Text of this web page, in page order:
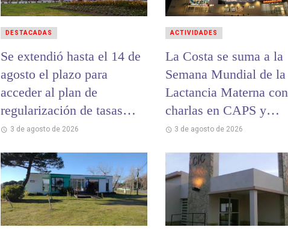
Se extendió hasta el 14 de
agosto el plazo para
acceder al plan de
regularización de tasas
municipales
3 de agosto de 2026
DESTACADAS
La Costa se suma a la
Semana Mundial de la
Lactancia Materna con
charlas en CAPS y
hospitales
3 de agosto de 2026
ACTIVIDADES